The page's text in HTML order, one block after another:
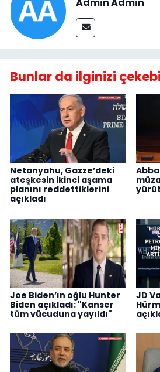
Admin Admin
Bunlar da ilginizi
Netanyahu, Gazze’deki
ateşkesin ikinci aşama
planını reddettiklerini
açıkladı
Joe Biden’ın oğlu Hunter
Biden açıkladı: "Kanser
tüm vücuduna yayıldı"
JD